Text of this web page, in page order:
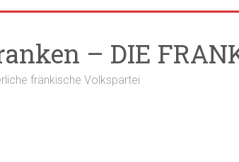
– DIE
fränkische Volkspartei